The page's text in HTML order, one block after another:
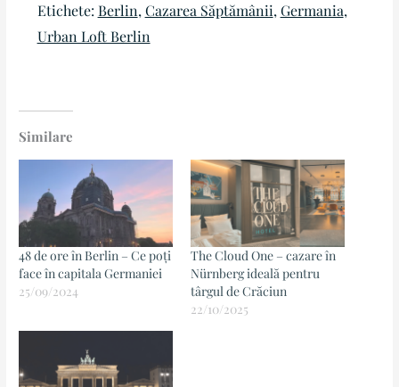
Etichete: Berlin, Cazarea Săptămânii, Germania,
Urban Loft Berlin
Similare
48 de ore în Berlin – Ce poți
face în capitala Germaniei
25/09/2024
The Cloud One – cazare în
Nürnberg ideală pentru
târgul de Crăciun
22/10/2025